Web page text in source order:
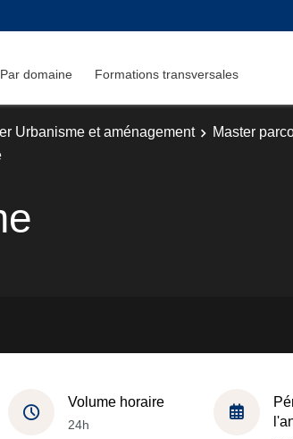
Par domaine Formations transversales
Urbanisme et aménagement
Master
Volume horaire
24h